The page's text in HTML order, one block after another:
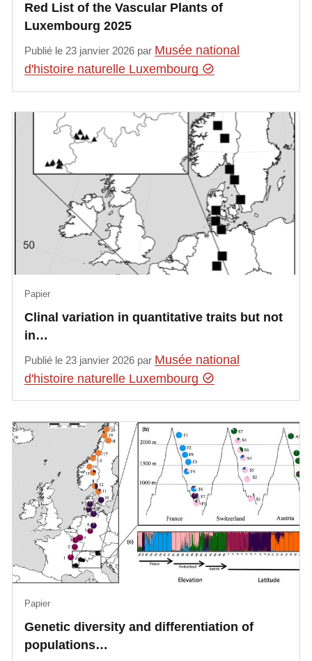
Red List of the Vascular Plants of
Luxembourg 2025
Publié le 23 janvier 2026 par Musée national
d'histoire naturelle Luxembourg
Clinal variation in quantitative traits but not
in…
Papier
Publié le 23 janvier 2026 par Musée national
d'histoire naturelle Luxembourg
Genetic diversity and differentiation of
populations…
Papier